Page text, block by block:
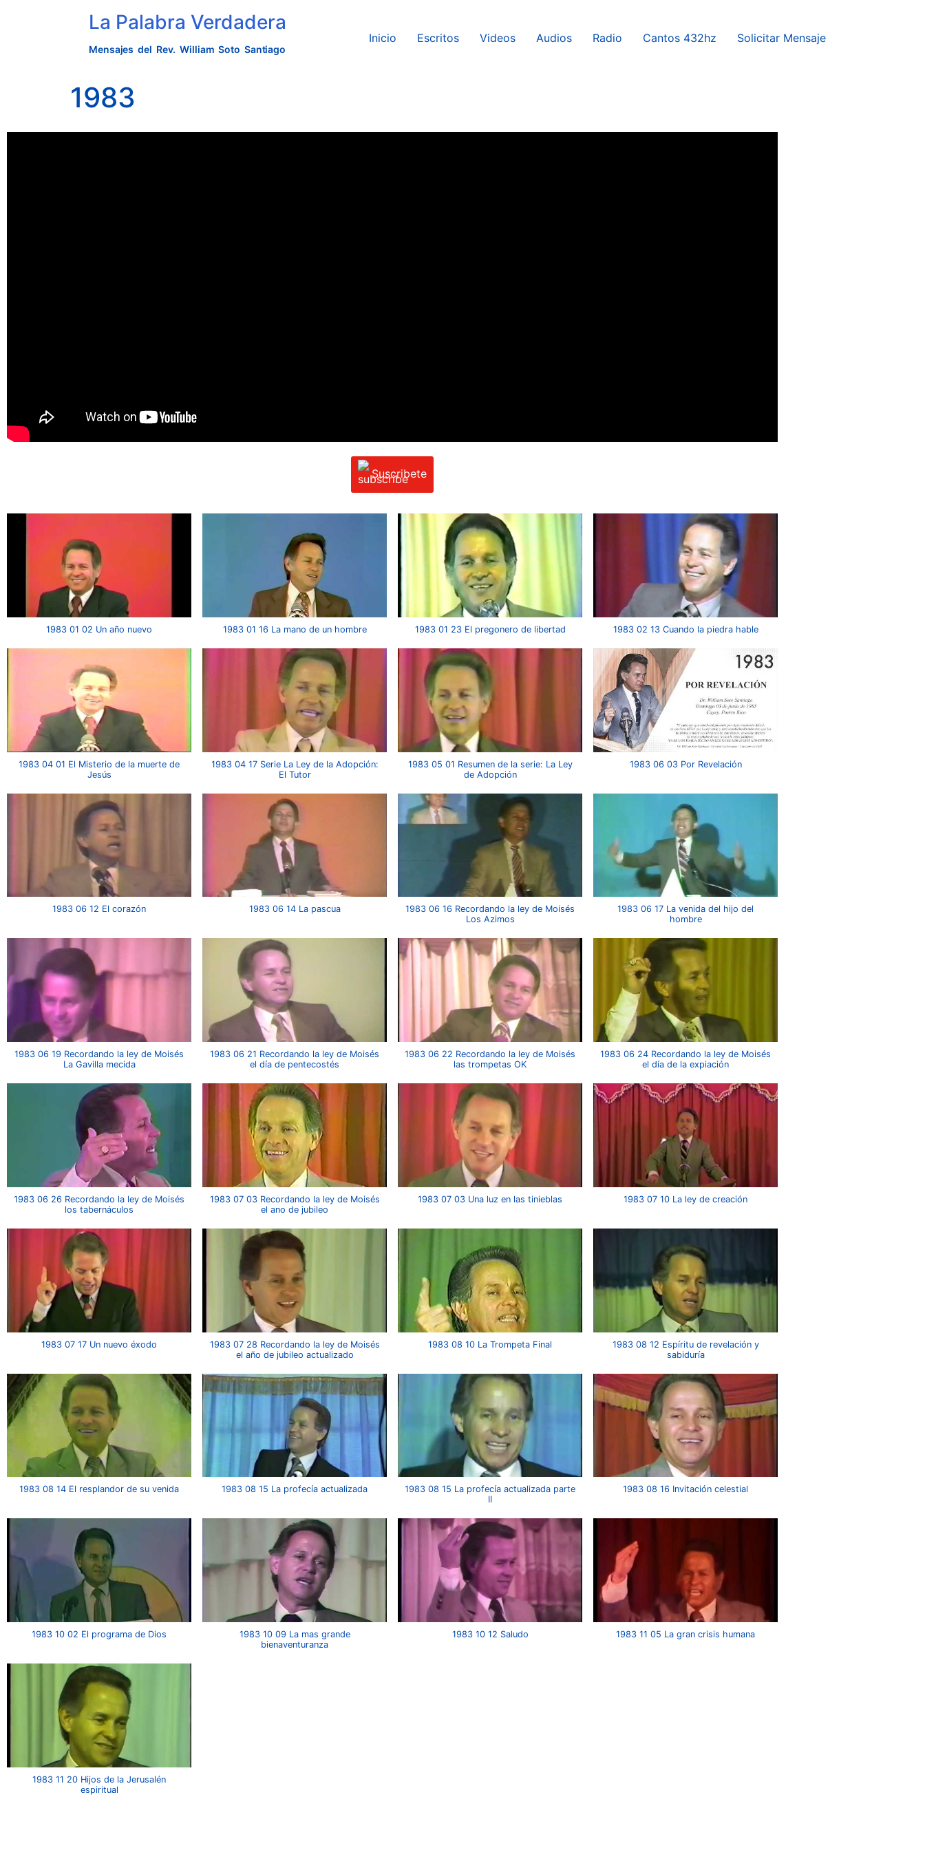
La Palabra Verdadera
Mensajes del Rev. William Soto Santiago
Inicio Escritos Videos Audios Radio Cantos 432hz Solicitar Mensaje
1983
Suscribete
1983 01 02 Un año nuevo 1983 01 16 La mano de un hombre 1983 01 23 El pregonero de libertad 1983 02 13 Cuando la piedra hable
1983 04 01 El Misterio de la muerte de
Jesús
1983 04 17 Serie La Ley de la Adopción:
El Tutor
1983 05 01 Resumen de la serie: La Ley
de Adopción
1983 06 03 Por Revelación
1983 06 12 El corazón 1983 06 14 La pascua
1983 06 16 Recordando la ley de Moisés
Los Azimos
1983 06 17 La venida del hijo del
hombre
1983 06 19 Recordando la ley de Moisés
La Gavilla mecida
1983 06 21 Recordando la ley de Moisés
el día de pentecostés
1983 06 22 Recordando la ley de Moisés
las trompetas OK
1983 06 24 Recordando la ley de Moisés
el día de la expiación
1983 06 26 Recordando la ley de Moisés
los tabernáculos
1983 07 03 Recordando la ley de Moisés
el ano de jubileo
1983 07 03 Una luz en las tinieblas 1983 07 10 La ley de creación
1983 07 17 Un nuevo éxodo
1983 07 28 Recordando la ley de Moisés
el año de jubileo actualizado
1983 08 10 La Trompeta Final
1983 08 12 Espíritu de revelación y
sabiduría
1983 08 14 El resplandor de su venida 1983 08 15 La profecía actualizada
1983 08 15 La profecía actualizada parte
II
1983 08 16 Invitación celestial
1983 10 02 El programa de Dios
1983 10 09 La mas grande
bienaventuranza
1983 10 12 Saludo 1983 11 05 La gran crisis humana
1983 11 20 Hijos de la Jerusalén
espiritual